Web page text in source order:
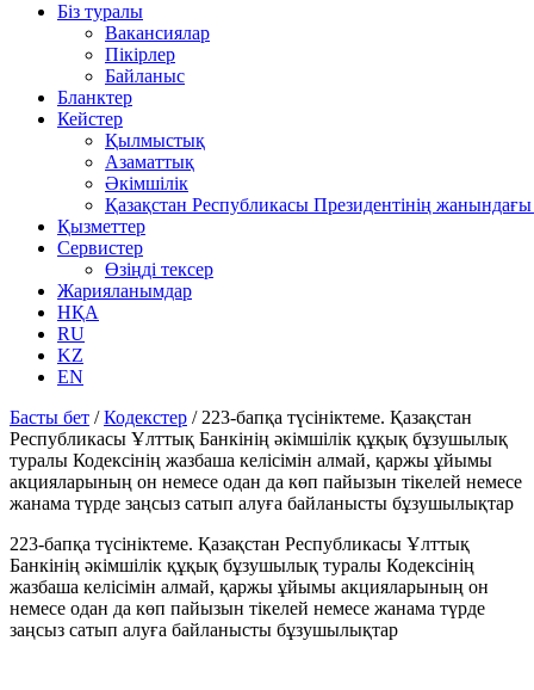
Біз туралы
Вакансиялар
Пікірлер
Байланыс
Бланктер
Кейстер
Қылмыстық
Азаматтық
Әкімшілік
Қазақстан Республикасы Президентінің
Қызметтер
Сервистер
Өзіңді тексер
Жарияланымдар
НҚА
RU
KZ
EN
Басты бет /Кодекстер / 223-бапқа түсініктеме. Қазақстан
Республикасы Ұлттық Банкінің әкімшілік құқық бұзушылық
туралы Кодексінің жазбаша келісімін алмай, қаржы ұйымы
акцияларының он немесе одан да көп пайызын тікелей немесе
жанама түрде заңсыз сатып алуға байланысты бұзушылықтар
223-бапқа түсініктеме. Қазақстан Республикасы Ұлттық
Банкінің әкімшілік құқық бұзушылық туралы Кодексінің
жазбаша келісімін алмай, қаржы ұйымы акцияларының он
немесе одан да көп пайызын тікелей немесе жанама түрде
заңсыз сатып алуға байланысты бұзушылықтар